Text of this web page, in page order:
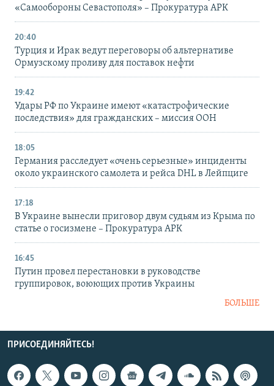
«Самообороны Севастополя» – Прокуратура АРК
20:40
Турция и Ирак ведут переговоры об альтернативе
Ормузскому проливу для поставок нефти
19:42
Удары РФ по Украине имеют «катастрофические
последствия» для гражданских – миссия ООН
18:05
Германия расследует «очень серьезные» инциденты
около украинского самолета и рейса DHL в Лейпциге
17:18
В Украине вынесли приговор двум судьям из Крыма по
статье о госизмене – Прокуратура АРК
16:45
Путин провел перестановки в руководстве
группировок, воюющих против Украины
БОЛЬШЕ
ПРИСОЕДИНЯЙТЕСЬ!